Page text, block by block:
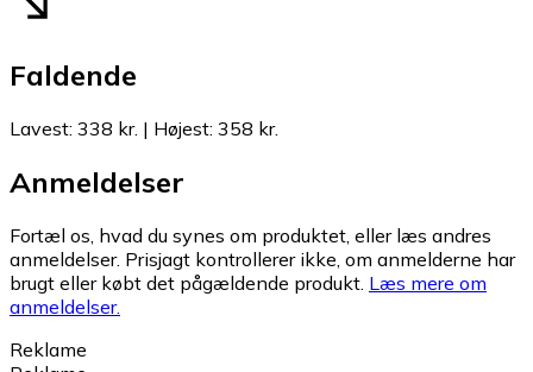
Faldende
Lavest: 338 kr. | Højest: 358 kr.
Anmeldelser
Fortæl os, hvad du synes om produktet, eller læs andres
anmeldelser. Prisjagt kontrollerer ikke, om anmelderne har
brugt eller købt det pågældende produkt. Læs mere om
anmeldelser.
Reklame